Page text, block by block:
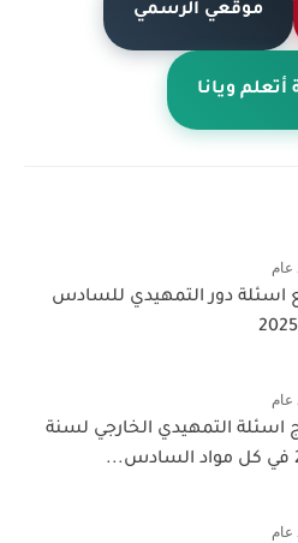
موقعي الرسمي
ويانا
عام
اسئلة دور التمهيدي للسادس
عام
اسئلة التمهيدي الخارجي لسنة
عام